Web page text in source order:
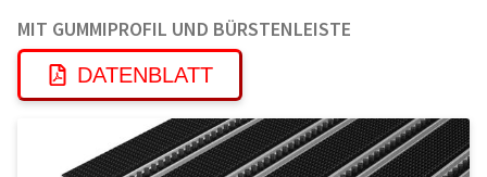
MIT GUMMIPROFIL UND BÜRSTENLEISTE
DATENBLATT